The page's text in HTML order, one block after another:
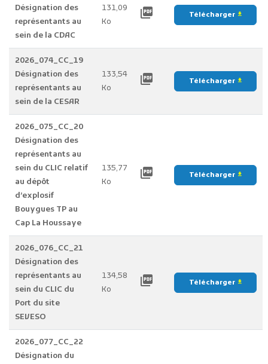
Désignation des
représentants au
sein de la CDAC
131,09
Ko
picture_as_pdf Télécharger file_download
2026_074_CC_19
Désignation des
représentants au
sein de la CESAR
133,54
Ko
picture_as_pdf Télécharger file_download
2026_075_CC_20
Désignation des
représentants au
sein du CLIC relatif
au dépôt
d’explosif
Bouygues TP au
Cap La Houssaye
135,77
Ko
picture_as_pdf Télécharger file_download
2026_076_CC_21
Désignation des
représentants au
sein du CLIC du
Port du site
SEVESO
134,58
Ko
picture_as_pdf Télécharger file_download
2026_077_CC_22
Désignation du